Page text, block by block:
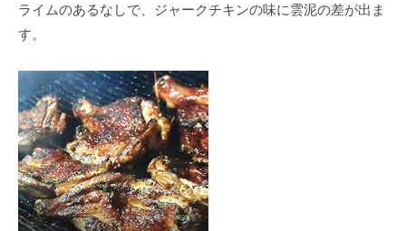
ライムのあるなしで、ジャークチキンの味に雲泥の差が出ま
す。